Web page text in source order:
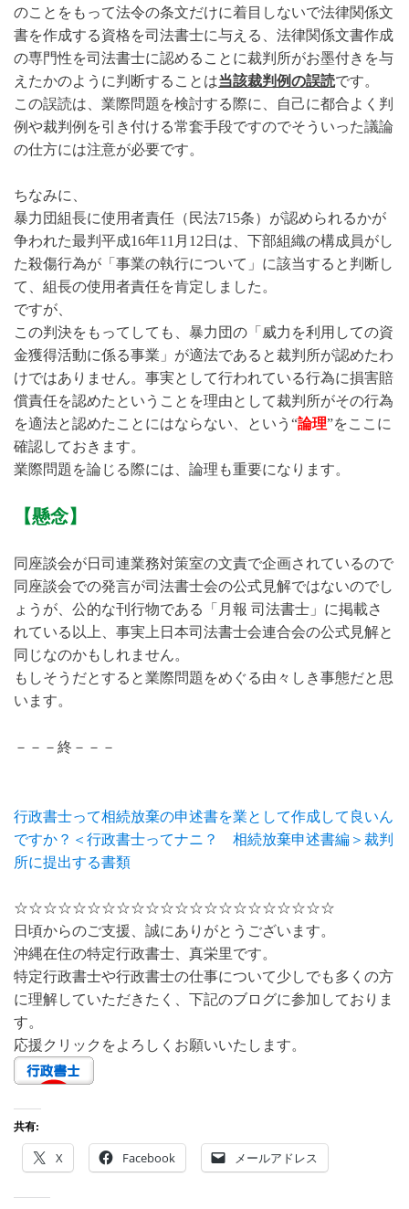
のことをもって法令の条文だけに着目しないで法律関係文
書を作成する資格を司法書士に与える、法律関係文書作成
の専門性を司法書士に認めることに裁判所がお墨付きを与
えたかのように判断することは当該裁判例の誤読です。
この誤読は、業際問題を検討する際に、自己に都合よく判
例や裁判例を引き付ける常套手段ですのでそういった議論
の仕方には注意が必要です。
ちなみに、
暴力団組長に使用者責任（民法715条）が認められるかが
争われた最判平成16年11月12日は、下部組織の構成員がし
た殺傷行為が「事業の執行について」に該当すると判断し
て、組長の使用者責任を肯定しました。
ですが、
この判決をもってしても、暴力団の「威力を利用しての資
金獲得活動に係る事業」が適法であると裁判所が認めたわ
けではありません。事実として行われている行為に損害賠
償責任を認めたということを理由として裁判所がその行為
を適法と認めたことにはならない、という“論理”をここに
確認しておきます。
業際問題を論じる際には、論理も重要になります。
【懸念】
同座談会が日司連業務対策室の文責で企画されているので
同座談会での発言が司法書士会の公式見解ではないのでし
ょうが、公的な刊行物である「月報 司法書士」に掲載さ
れている以上、事実上日本司法書士会連合会の公式見解と
同じなのかもしれません。
もしそうだとすると業際問題をめぐる由々しき事態だと思
います。
－－－終－－－
行政書士って相続放棄の申述書を業として作成して良いん
ですか？＜行政書士ってナニ？ 相続放棄申述書編＞裁判
所に提出する書類
☆☆☆☆☆☆☆☆☆☆☆☆☆☆☆☆☆☆☆☆☆☆
日頃からのご支援、誠にありがとうございます。
沖縄在住の特定行政書士、真栄里です。
特定行政書士や行政書士の仕事について少しでも多くの方
に理解していただきたく、下記のブログに参加しておりま
す。
応援クリックをよろしくお願いいたします。
共有:
X Facebook メールアドレス